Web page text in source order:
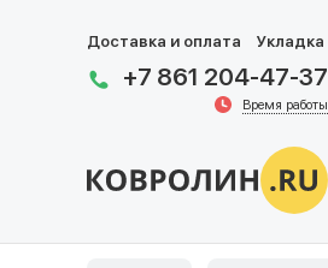
Доставка и оплата Укладка
+7 861 204-47-37
Время работы